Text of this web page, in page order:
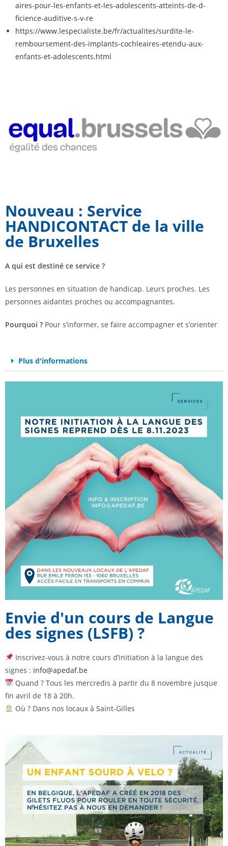
aires-pour-les-enfants-et-les-adolescents-atteints-de-d-
ficience-auditive-s-v-re
https://www.lespecialiste.be/fr/actualites/surdite-le-
remboursement-des-implants-cochleaires-etendu-aux-
enfants-et-adolescents.html
Nouveau : Service
HANDICONTACT de la ville
de Bruxelles
A qui est destiné ce service ?
Les personnes en situation de handicap. Leurs proches. Les
personnes aidantes proches ou accompagnantes.
Pourquoi ? Pour s’informer, se faire accompagner et s’orienter
Plus d'informations
Envie d'un cours de Langue
des signes (LSFB) ?
Inscrivez-vous à notre cours d’initiation à la langue des
signes : info@apedaf.be
Quand ? Tous les mercredis à partir du 8 novembre jusque
fin avril de 18 à 20h.
Où ? Dans nos locaux à Saint-Gilles